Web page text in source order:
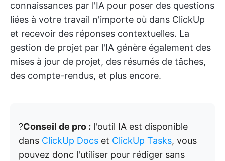
connaissances par l'IA pour poser des questions
liées à votre travail n'importe où dans ClickUp
et recevoir des réponses contextuelles. La
gestion de projet par l'IA génère également des
mises à jour de projet, des résumés de tâches,
des compte-rendus, et plus encore.
?Conseil de pro : l'outil IA est disponible
dans ClickUp Docs et ClickUp Tasks, vous
pouvez donc l'utiliser pour rédiger sans